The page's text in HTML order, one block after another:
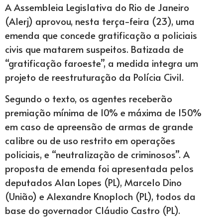
A Assembleia Legislativa do Rio de Janeiro
(Alerj) aprovou, nesta terça-feira (23), uma
emenda que concede gratificação a policiais
civis que matarem suspeitos. Batizada de
“gratificação faroeste”, a medida integra um
projeto de reestruturação da Polícia Civil.
Segundo o texto, os agentes receberão
premiação mínima de 10% e máxima de 150%
em caso de apreensão de armas de grande
calibre ou de uso restrito em operações
policiais, e “neutralização de criminosos”. A
proposta de emenda foi apresentada pelos
deputados Alan Lopes (PL), Marcelo Dino
(União) e Alexandre Knoploch (PL), todos da
base do governador Cláudio Castro (PL).